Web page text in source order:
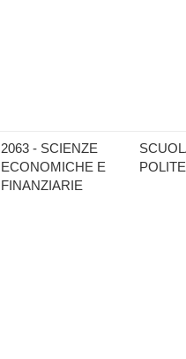
2063 - SCIENZE
ECONOMICHE E
FINANZIARIE